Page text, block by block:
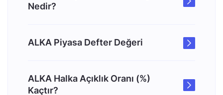
Nedir?
ALKA Piyasa Defter Değeri
ALKA Halka Açıklık Oranı (%)
Kaçtır?